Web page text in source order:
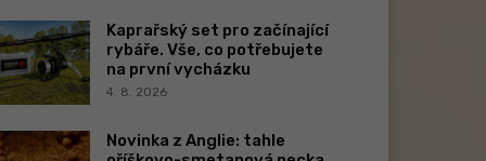
Kaprařský set pro začínající
rybáře. Vše, co potřebujete
na první vycházku
4. 8. 2026
Novinka z Anglie: tahle